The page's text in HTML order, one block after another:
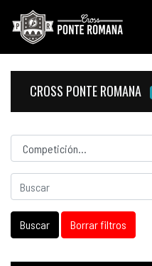
CROSS PONTE ROMANA
Competicion